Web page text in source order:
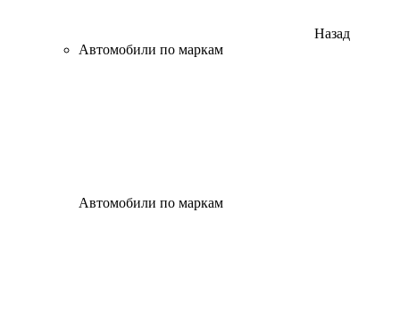
Назад
Автомобили по маркам
Автомобили по маркам